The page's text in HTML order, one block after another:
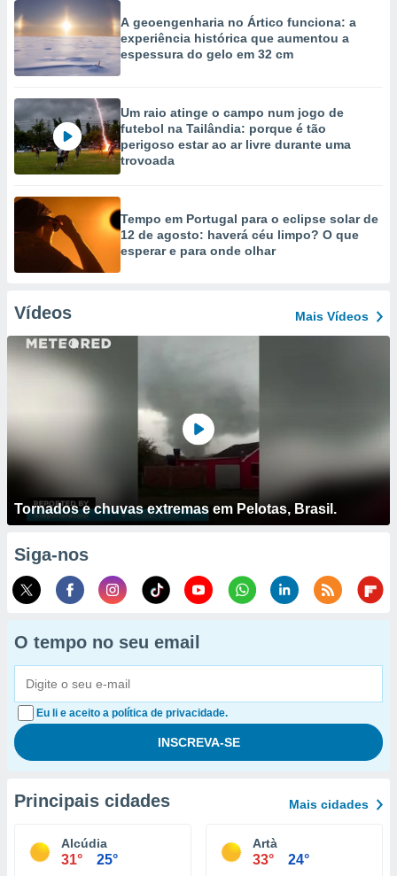
A geoengenharia no Ártico funciona: a
experiência histórica que aumentou a
espessura do gelo em 32 cm
Um raio atinge o campo num jogo de
futebol na Tailândia: porque é tão
perigoso estar ao ar livre durante uma
trovoada
Tempo em Portugal para o eclipse solar de
12 de agosto: haverá céu limpo? O que
esperar e para onde olhar
Vídeos Mais Vídeos
Tornados e chuvas extremas em Pelotas, Brasil.
Siga-nos
O tempo no seu email
Eu li e aceito a política de privacidade.
Principais cidades Mais cidades
Alcúdia
31° 25°
Artà
33° 24°